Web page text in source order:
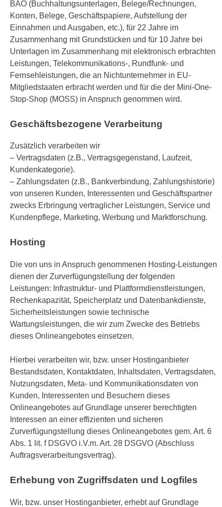
BAO (Buchhaltungsunterlagen, Belege/Rechnungen,
Konten, Belege, Geschäftspapiere, Aufstellung der
Einnahmen und Ausgaben, etc.), für 22 Jahre im
Zusammenhang mit Grundstücken und für 10 Jahre bei
Unterlagen im Zusammenhang mit elektronisch erbrachten
Leistungen, Telekommunikations-, Rundfunk- und
Fernsehleistungen, die an Nichtunternehmer in EU-
Mitgliedstaaten erbracht werden und für die der Mini-One-
Stop-Shop (MOSS) in Anspruch genommen wird.
Geschäftsbezogene Verarbeitung
Zusätzlich verarbeiten wir
– Vertragsdaten (z.B., Vertragsgegenstand, Laufzeit,
Kundenkategorie).
– Zahlungsdaten (z.B., Bankverbindung, Zahlungshistorie)
von unseren Kunden, Interessenten und Geschäftspartner
zwecks Erbringung vertraglicher Leistungen, Service und
Kundenpflege, Marketing, Werbung und Marktforschung.
Hosting
Die von uns in Anspruch genommenen Hosting-Leistungen
dienen der Zurverfügungstellung der folgenden
Leistungen: Infrastruktur- und Plattformdienstleistungen,
Rechenkapazität, Speicherplatz und Datenbankdienste,
Sicherheitsleistungen sowie technische
Wartungsleistungen, die wir zum Zwecke des Betriebs
dieses Onlineangebotes einsetzen.
Hierbei verarbeiten wir, bzw. unser Hostinganbieter
Bestandsdaten, Kontaktdaten, Inhaltsdaten, Vertragsdaten,
Nutzungsdaten, Meta- und Kommunikationsdaten von
Kunden, Interessenten und Besuchern dieses
Onlineangebotes auf Grundlage unserer berechtigten
Interessen an einer effizienten und sicheren
Zurverfügungstellung dieses Onlineangebotes gem. Art. 6
Abs. 1 lit. f DSGVO i.V.m. Art. 28 DSGVO (Abschluss
Auftragsverarbeitungsvertrag).
Erhebung von Zugriffsdaten und Logfiles
Wir, bzw. unser Hostinganbieter, erhebt auf Grundlage